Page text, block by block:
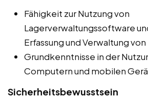
Fähigkeit zur Nutzung von
Lagerverwaltungssoftware
Erfassung und Verwaltung
Grundkenntnisse in der
Computern und mobilen
Sicherheitsbewusstsein